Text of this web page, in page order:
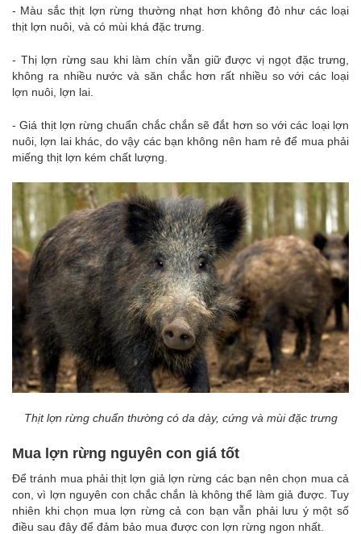
- Màu sắc thịt lợn rừng thường nhạt hơn không đỏ như các loại
thịt lợn nuôi, và có mùi khá đặc trưng.
- Thị lợn rừng sau khi làm chín vẫn giữ được vị ngọt đặc trưng,
không ra nhiều nước và săn chắc hơn rất nhiều so với các loại
lợn nuôi, lợn lai.
- Giá thịt lợn rừng chuẩn chắc chắn sẽ đắt hơn so với các loại lợn
nuôi, lợn lai khác, do vậy các bạn không nên ham rẻ để mua phải
miếng thịt lợn kém chất lượng.
Thịt lợn rừng chuẩn thường có da dày, cứng và mùi đặc trưng
Mua lợn rừng nguyên con giá tốt
Để tránh mua phải thịt lợn giả lợn rừng các bạn nên chọn mua cả
con, vì lợn nguyên con chắc chắn là không thể làm giả được. Tuy
nhiên khi chọn mua lợn rừng cả con bạn vẫn phải lưu ý một số
điều sau đây để đảm bảo mua được con lợn rừng ngon nhất.